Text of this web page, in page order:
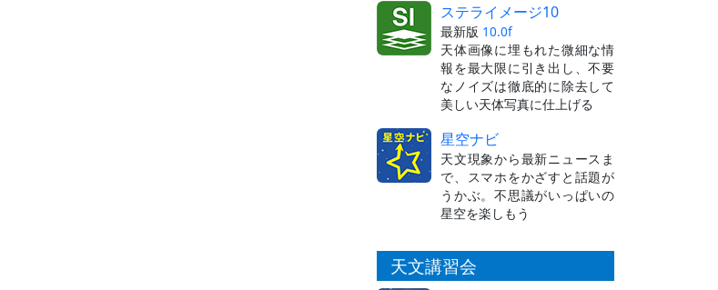
ステライメージ10
最新版 10.0f
天体画像に埋もれた微細な情
報を最大限に引き出し、不要
なノイズは徹底的に除去して
美しい天体写真に仕上げる
星空ナビ
天文現象から最新ニュースま
で、スマホをかざすと話題が
うかぶ。不思議がいっぱいの
星空を楽しもう
天文講習会